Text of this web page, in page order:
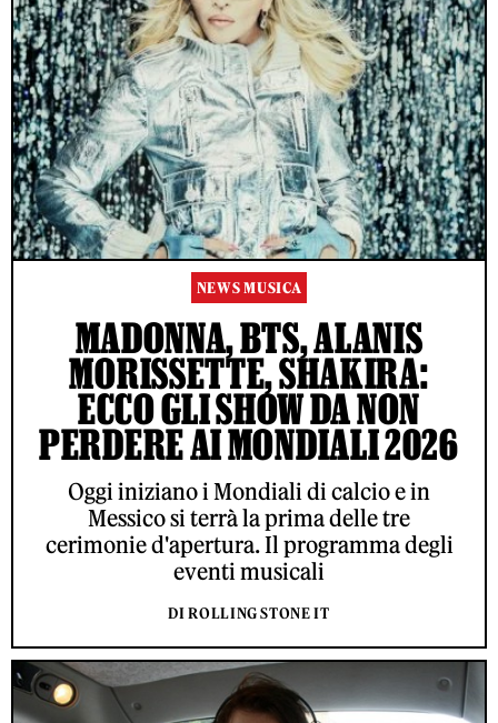
NEWS MUSICA
MADONNA, BTS, ALANIS
MORISSETTE, SHAKIRA:
ECCO GLI SHOW DA NON
PERDERE AI MONDIALI 2026
Oggi iniziano i Mondiali di calcio e in
Messico si terrà la prima delle tre
cerimonie d'apertura. Il programma degli
eventi musicali
DI ROLLING STONE IT